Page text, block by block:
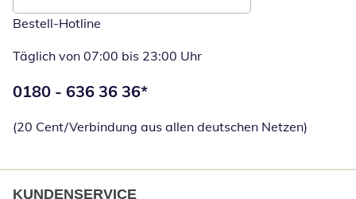
Bestell-Hotline
Täglich von 07:00 bis 23:00 Uhr
Telefonnummer:
0180 - 636 36 36*
(20 Cent/Verbindung aus allen deutschen Netzen)
KUNDENSERVICE